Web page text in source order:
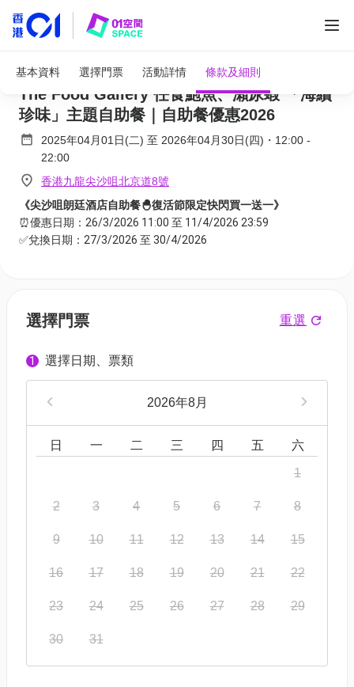
基本資料 選擇門票 活動詳情 條款及細則
尖沙咀朗廷酒店自助餐優惠 快閃買一送一 |
The Food Gallery 任食鮑魚、瀨尿蝦 「海續
珍味」主題自助餐｜自助餐優惠2026
2025年04月01日(二) 至 2026年04月30日(四) ・ 12:00 -
22:00
香港九龍尖沙咀北京道8號
《尖沙咀朗廷酒店自助餐🐣復活節限定快閃買一送一》
⏰優惠日期：26/3/2026 11:00 至 11/4/2026 23:59
✅兌換日期：27/3/2026 至 30/4/2026
選擇門票 重選
1 選擇日期、票類
2026年8月
日 一 二 三 四 五 六
1
2 3 4 5 6 7 8
9 10 11 12 13 14 15
16 17 18 19 20 21 22
23 24 25 26 27 28 29
30 31